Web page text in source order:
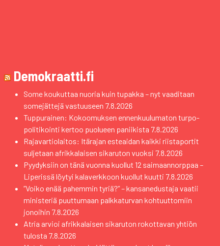
Demokraatti.fi
Some koukuttaa nuoria kuin tupakka – nyt vaaditaan
somejättejä vastuuseen 7.8.2026
Tuppurainen: Kokoomuksen ennenkuulumaton turpo-
politikointi kertoo puolueen paniikista 7.8.2026
Rajavartiolaitos: Itärajan esteaidan kaikki riistaportit
suljetaan afrikkalaisen sikaruton vuoksi 7.8.2026
Pyydyksiin on tänä vuonna kuollut 12 saimaannorppaa –
Liperissä löytyi kalaverkkoon kuollut kuutti 7.8.2026
”Voiko enää pahemmin tyriä?” – kansanedustaja vaatii
ministeriä puuttumaan palkkaturvan kohtuuttomiin
jonoihin 7.8.2026
Atria arvioi afrikkalaisen sikaruton rokottavan yhtiön
tulosta 7.8.2026